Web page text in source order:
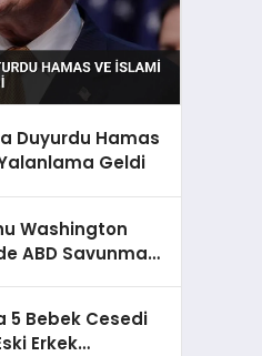
Duyurdu Hamas
Geldi
Washington
ABD Savunma
5 Bebek Cesedi
Erkek